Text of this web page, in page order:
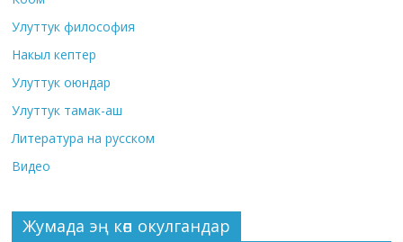
Улуттук философия
Накыл кептер
Улуттук оюндар
Улуттук тамак-аш
Литература на русском
Видео
Жумада эң көп окулгандар